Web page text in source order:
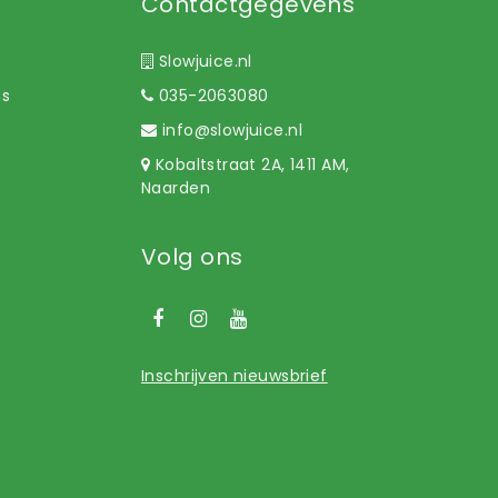
Slowjuice.nl
035-2063080
info@slowjuice.nl
Kobaltstraat 2A, 1411 AM,
Naarden
Volg ons
Inschrijven nieuwsbrief